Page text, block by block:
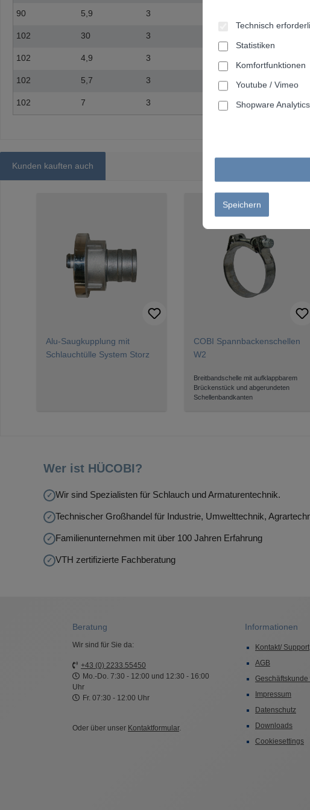
90 5,9 3
102 30 3
102 4,9 3
102 5,7 3 Stück 8,5
102 7 3 Stück 8,5
Kunden kauften auch
Alu-Saugkupplung mit
Schlauchtülle System Storz
COBI Spannbackenschellen
W2
Breitbandschelle mit aufklappbarem
Brückenstück und abgerundeten
Schellenbandkanten
Wer ist HÜCOBI?
Wir sind Spezialisten für Schlauch und Armaturentechnik.
Technischer Großhandel für Industrie, Umwelttechnik,
Familienunternehmen mit über 100 Jahren Erfahrung
VTH zertifizierte Fachberatung
Beratung
Wir sind für Sie da:
+43 (0) 2233.55450
Mo.-Do. 7:30 - 12:00 und 12:30 - 16:00
Uhr
Fr. 07:30 - 12:00 Uhr
Oder über unser Kontaktformular.
Informationen
Kontakt/ Support
AGB
Geschäftskunde
Impressum
Datenschutz
Downloads
Cookiesettings
Technisch
Statistiken
Komfortfunktionen
Youtube / Vimeo
Shopware Analytics
Speichern